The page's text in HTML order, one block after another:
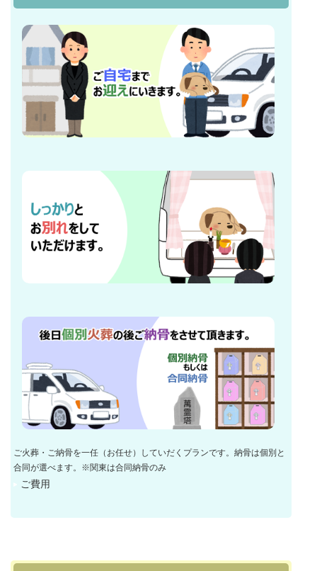
ご火葬・ご納骨を一任（お任せ）していだくプランです。納骨は個別と
合同が選べます。※関東は合同納骨のみ
ご費用